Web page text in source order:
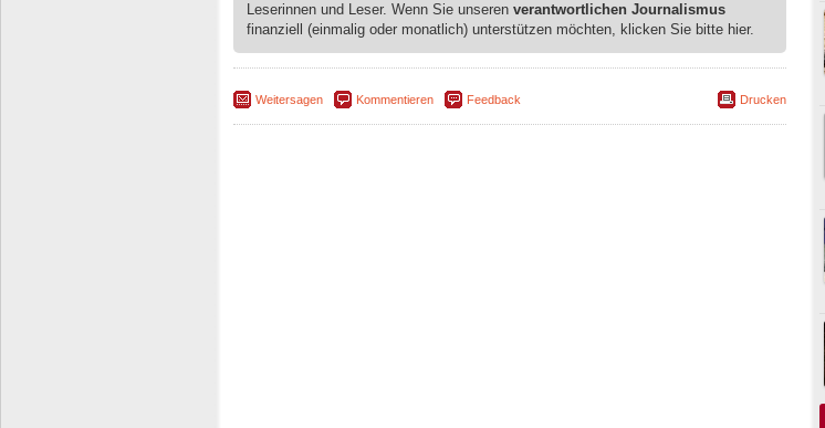
Leserinnen und Leser. Wenn Sie unseren verantwortlichen Journalismus
finanziell (einmalig oder monatlich) unterstützen möchten, klicken Sie bitte hier.
Weitersagen Kommentieren Feedback Drucken